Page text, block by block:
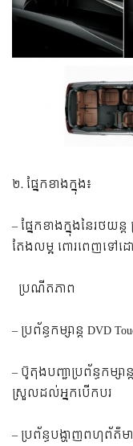
២. ផ្នែកខាងក្នុង៖
– ផ្នែកខាងក្នុងនៃរថយ
តែងលម្អ ពោរពេញទៅដ
​ ប្រណីតភាព
– ប្រព័ន្ធកម្សាន្ត DVD
– ប៊ូតុងបញ្ជាប្រព័ន្ធកម្ស
ស្រួលដល់អ្នកបើកបរ
– ប្រព័ន្ធបង្ហាញពហុព័ត៌